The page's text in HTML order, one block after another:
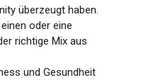
überzeugt haben.
oder eine
richtige Mix aus
und Gesundheit